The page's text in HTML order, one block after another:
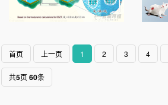
首页 上一页 1 2 3 4
共5页60条